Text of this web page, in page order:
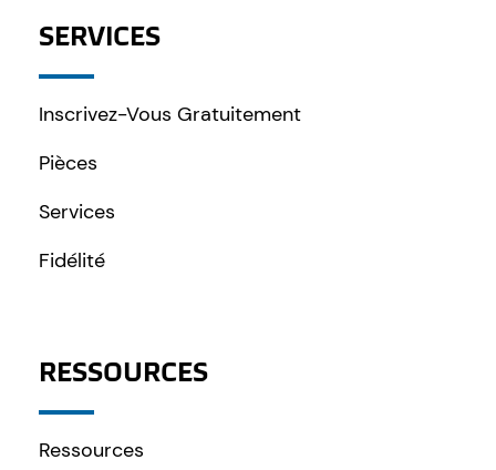
SERVICES
Inscrivez-Vous Gratuitement
Pièces
Services
Fidélité
RESSOURCES
Ressources